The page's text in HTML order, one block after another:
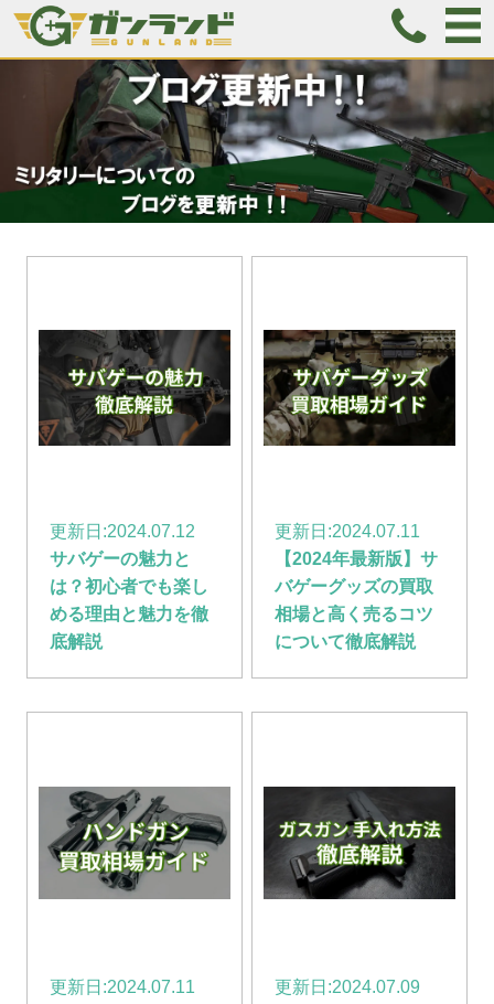
更新日:2024.07.12
サバゲーの魅力と
は？初心者でも楽し
める理由と魅力を徹
底解説
更新日:2024.07.11
【2024年最新版】サ
バゲーグッズの買取
相場と高く売るコツ
について徹底解説
更新日:2024.07.11
更新日:2024.07.09